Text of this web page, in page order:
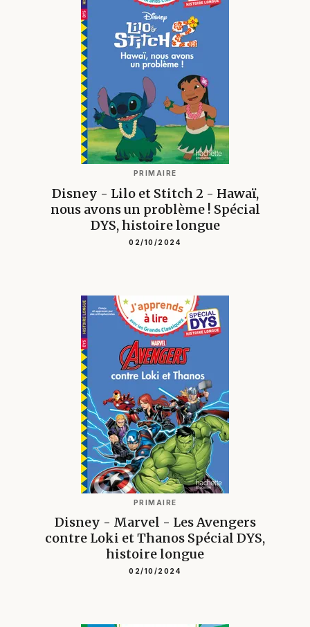
PRIMAIRE
Disney - Lilo et Stitch 2 - Hawaï,
nous avons un problème ! Spécial
DYS, histoire longue
02/10/2024
PRIMAIRE
Disney - Marvel - Les Avengers
contre Loki et Thanos Spécial DYS,
histoire longue
02/10/2024